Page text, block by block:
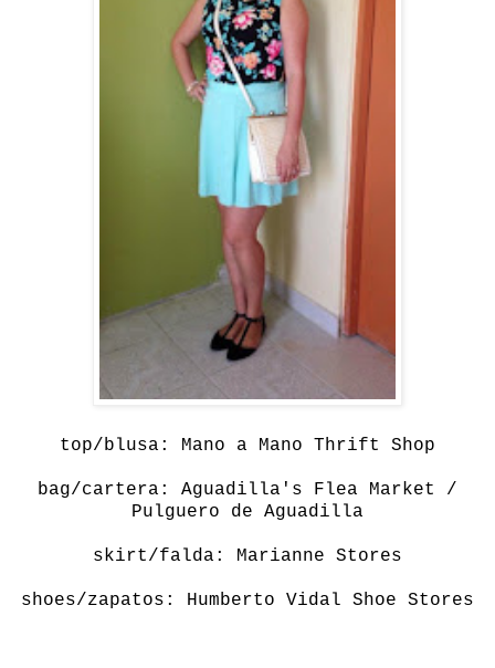
top/blusa: Mano a Mano Thrift Shop
bag/cartera: Aguadilla's Flea Market /
Pulguero de Aguadilla
skirt/falda: Marianne Stores
shoes/zapatos: Humberto Vidal Shoe Stores